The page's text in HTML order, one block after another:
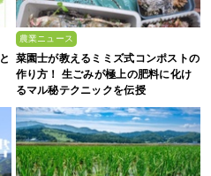
農業ニュース
菜園士が教えるミミズ式コンポストの
作り方！ 生ごみが極上の肥料に化け
るマル秘テクニックを伝授